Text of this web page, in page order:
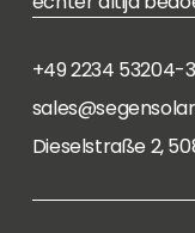
+49 2234 53204-
Dieselstraße 2,